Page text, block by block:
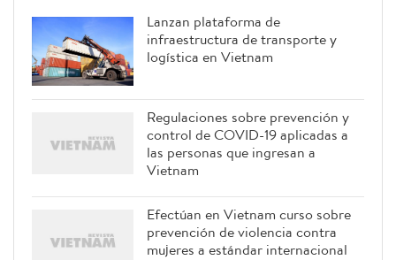
Lanzan plataforma de
infraestructura de transporte y
logística en Vietnam
Regulaciones sobre prevención y
control de COVID-19 aplicadas a
las personas que ingresan a
Vietnam
Efectúan en Vietnam curso sobre
prevención de violencia contra
mujeres a estándar internacional